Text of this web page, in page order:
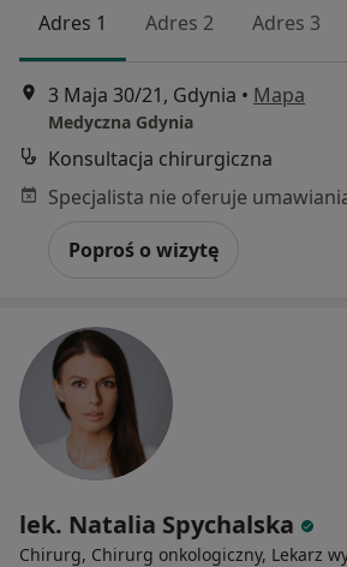
Adres 1 Adres 2 Adres 3
3 Maja 30/21, Gdynia • Mapa
Medyczna Gdynia
Konsultacja chirurgiczna
Poproś o wizytę
lek. Natalia Spychalska
Chirurg, Chirurg onkologiczny, Lekarz